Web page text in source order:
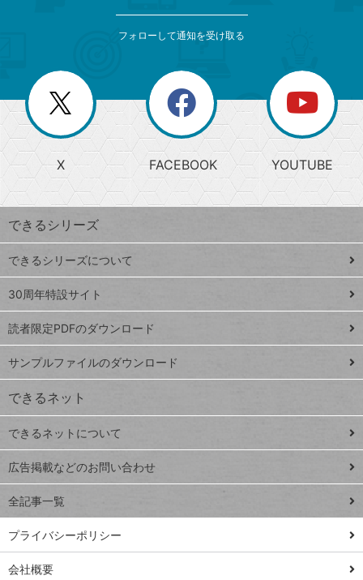
じ
る
search
検
索
上
昇
ワ
ー
ド
Google
スプレ
ッドシ
ート
iPhone
VLOOKUP
close
閉じ
る
閉
じ
る
ー
か
ら
探
す
ト
ッ
プ
ペ
ジ
連載
Excel Q&A
トイアンナ流仕
事術
ではじめる業務
の完全自動化
フォローして通知を受け取る
X FACEBOOK YOUTUBE
できるシリーズ
できるシリーズについて
30周年特設サイト
読者限定PDFのダウンロード
サンプルファイルのダウンロード
できるネット
できるネットについて
広告掲載などのお問い合わせ
全記事一覧
プライバシーポリシー
会社概要